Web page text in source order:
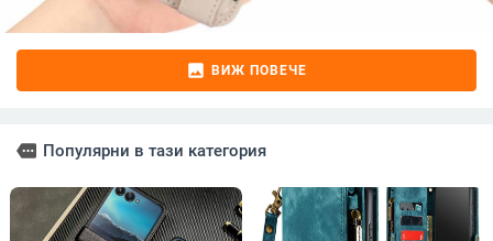
image ВИЖ ПОВЕЧЕ
more Популярни в тази категория